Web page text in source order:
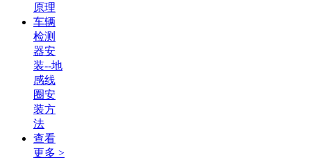
原理
车辆
检测
器安
装--地
感线
圈安
装方
法
查看
更多 >